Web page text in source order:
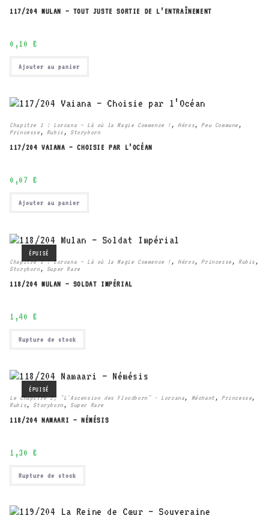
117/204 MULAN – TOUT JUSTE SORTIE DE L’ENTRAÎNEMENT
0,10 €
Ajouter au panier
Chapitre 1 : Lorcana – Là où la Magie Commence ! , Héros, Peu Commune ,
Princesse , Rubis , Storyborn
117/204 VAIANA – CHOISIE PAR L’OCÉAN
0,07 €
Ajouter au panier
ÉPUISÉ
Chapitre 1 : Lorcana – Là où la Magie Commence ! , Héros, Princesse , Rubis ,
Storyborn , Super Rare
118/204 MULAN – SOLDAT IMPÉRIAL
1,40 €
Rupture de stock
ÉPUISÉ
Le Chapitre 2, "L'Ascension des Floodborn" - Lorcana, Méchant , Princesse,
Rubis, Storyborn , Super Rare
118/204 NAMAARI – NÉMÉSIS
1,30 €
Rupture de stock